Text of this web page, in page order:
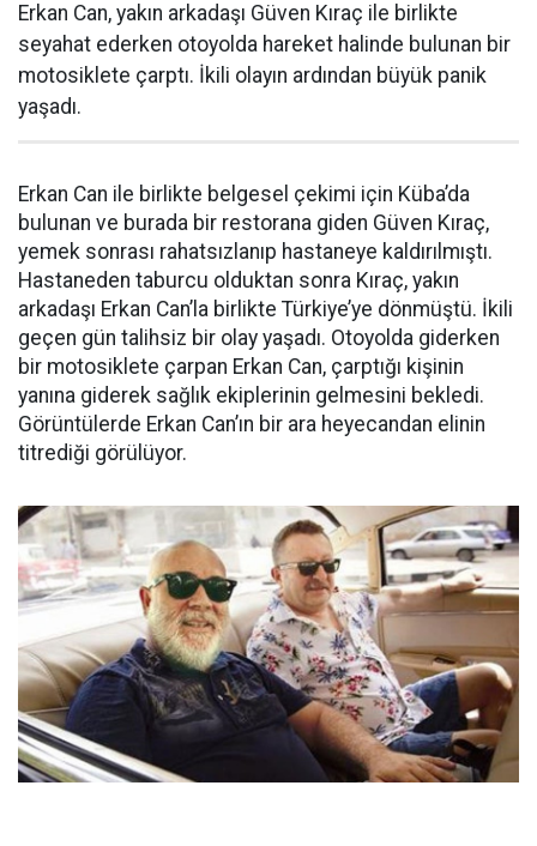
Erkan Can, yakın arkadaşı Güven Kıraç ile birlikte
seyahat ederken otoyolda hareket halinde bulunan bir
motosiklete çarptı. İkili olayın ardından büyük panik
yaşadı.
Erkan Can ile birlikte belgesel çekimi için Küba’da
bulunan ve burada bir restorana giden Güven Kıraç,
yemek sonrası rahatsızlanıp hastaneye kaldırılmıştı.
Hastaneden taburcu olduktan sonra Kıraç, yakın
arkadaşı Erkan Can’la birlikte Türkiye’ye dönmüştü. İkili
geçen gün talihsiz bir olay yaşadı. Otoyolda giderken
bir motosiklete çarpan Erkan Can, çarptığı kişinin
yanına giderek sağlık ekiplerinin gelmesini bekledi.
Görüntülerde Erkan Can’ın bir ara heyecandan elinin
titrediği görülüyor.